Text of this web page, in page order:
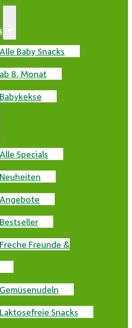
Alle Baby Snacks
ab 8. Monat
Babykekse
Alle Specials
Neuheiten
Angebote
Bestseller
Freche Freunde &
Gemüsenudeln
Laktosefreie Snacks